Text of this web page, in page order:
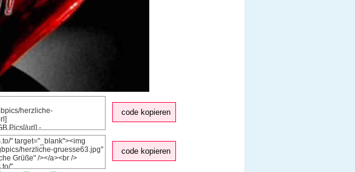
code kopieren
code kopieren